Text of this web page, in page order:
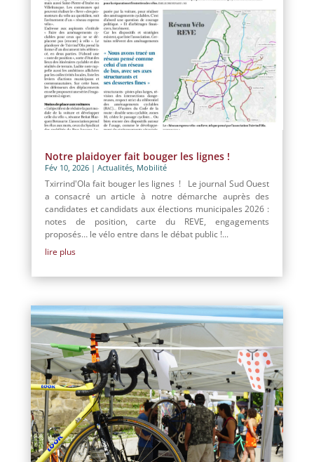
Notre plaidoyer fait bouger les lignes !
Fév 10, 2026| Actualités, Mobilité
Txirrind'Ola fait bouger les lignes ! Le journal Sud Ouest
a consacré un article à notre démarche auprès des
candidates et candidats aux élections municipales 2026 :
notes de position, carte du REVE, engagements
proposés… le vélo entre dans le débat public !...
lire plus